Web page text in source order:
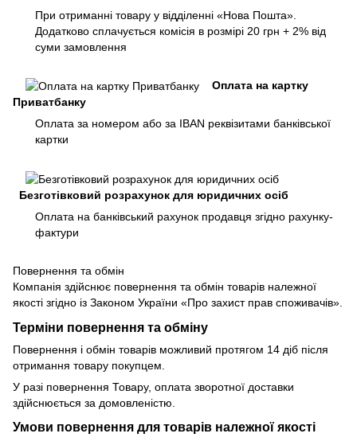
При отриманні товару у відділенні «Нова Пошта».
Додатково сплачується комісія в розмірі 20 грн + 2% від
суми замовлення
Оплата на картку
Приватбанку
Оплата за номером або за IBAN реквізитами банківської
картки
Безготівковий розрахунок для юридичних осіб
Оплата на банківський рахунок продавця згідно рахунку-
фактури
Повернення та обмін
Компанія здійснює повернення та обмін товарів належної
якості згідно із Законом України «Про захист прав споживачів».
Терміни повернення та обміну
Повернення і обмін товарів можливий протягом 14 діб після
отримання товару покупцем.
У разі повернення Товару, оплата зворотної доставки
здійснюється за домовленістю.
Умови повернення для товарів належної якості